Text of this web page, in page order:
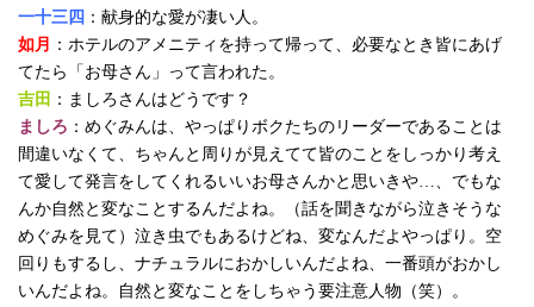
一十三四 ：献身的な愛が凄い人。
如月
：ホテルのアメニティを持って帰って、必要なとき皆にあげ
てたら「お母さん」って言われた。
吉田 ：ましろさんはどうです？
ましろ ：めぐみんは、やっぱりボクたちのリーダーであることは
間違いなくて、ちゃんと周りが見えてて皆のことをしっかり考え
て愛して発言をしてくれるいいお母さんかと思いきや…、でもな
んか自然と変なことするんだよね。（話を聞きながら泣きそうな
めぐみを見て）泣き虫でもあるけどね、変なんだよやっぱり。空
回りもするし、ナチュラルにおかしいんだよね、一番頭がおかし
いんだよね。自然と変なことをしちゃう要注意人物（笑）。